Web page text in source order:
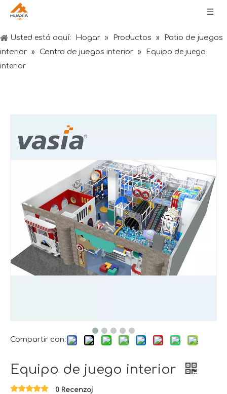
Usted está aquí: Hogar » Productos »
Patio de juegos
interior » Centro de juegos interior »
Equipo de juego
interior
Compartir con:
Equipo de juego interior
0 Recenzoj